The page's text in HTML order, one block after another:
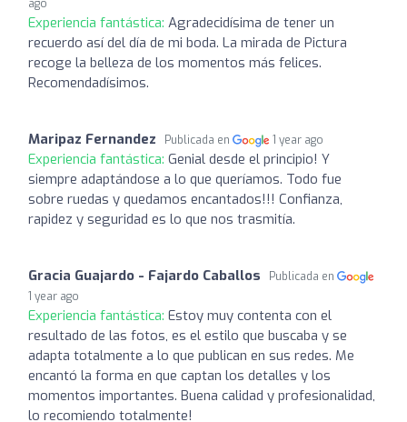
ago
Experiencia fantástica: Agradecidísima de tener un
recuerdo así del día de mi boda. La mirada de Pictura
recoge la belleza de los momentos más felices.
Recomendadísimos.
Maripaz Fernandez Publicada en 1 year ago
Experiencia fantástica: Genial desde el principio! Y
siempre adaptándose a lo que queríamos. Todo fue
sobre ruedas y quedamos encantados!!! Confianza,
rapidez y seguridad es lo que nos trasmitía.
Gracia Guajardo - Fajardo Caballos
Publicada en
1 year ago
Experiencia fantástica: Estoy muy contenta con el
resultado de las fotos, es el estilo que buscaba y se
adapta totalmente a lo que publican en sus redes. Me
encantó la forma en que captan los detalles y los
momentos importantes. Buena calidad y profesionalidad,
lo recomiendo totalmente!